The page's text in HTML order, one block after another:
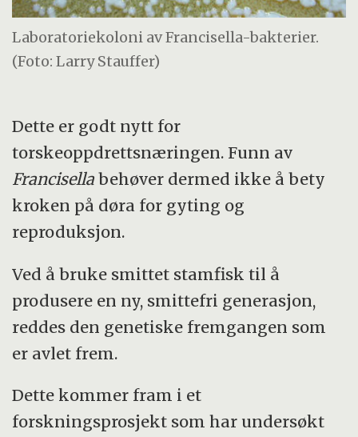
Laboratoriekoloni av Francisella-bakterier.
(Foto: Larry Stauffer)
Dette er godt nytt for
torskeoppdrettsnæringen. Funn av
Francisella behøver dermed ikke å bety
kroken på døra for gyting og
reproduksjon.
Ved å bruke smittet stamfisk til å
produsere en ny, smittefri generasjon,
reddes den genetiske fremgangen som
er avlet frem.
Dette kommer fram i et
forskningsprosjekt som har undersøkt